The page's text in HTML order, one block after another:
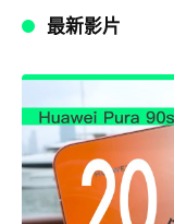
最新影片